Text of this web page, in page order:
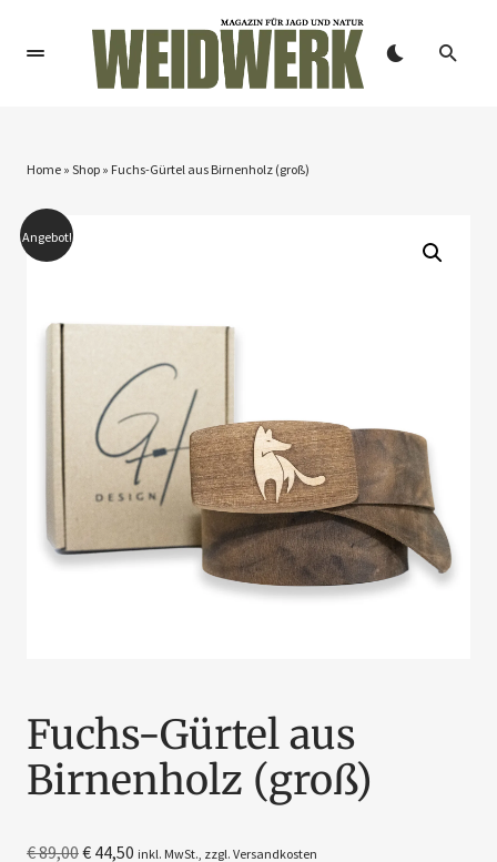
Home » Shop » Fuchs-Gürtel aus Birnenholz (groß)
Angebot!
Fuchs-Gürtel aus
Birnenholz (groß)
€89,00€ 44,50 inkl. MwSt., zzgl. Versandkosten